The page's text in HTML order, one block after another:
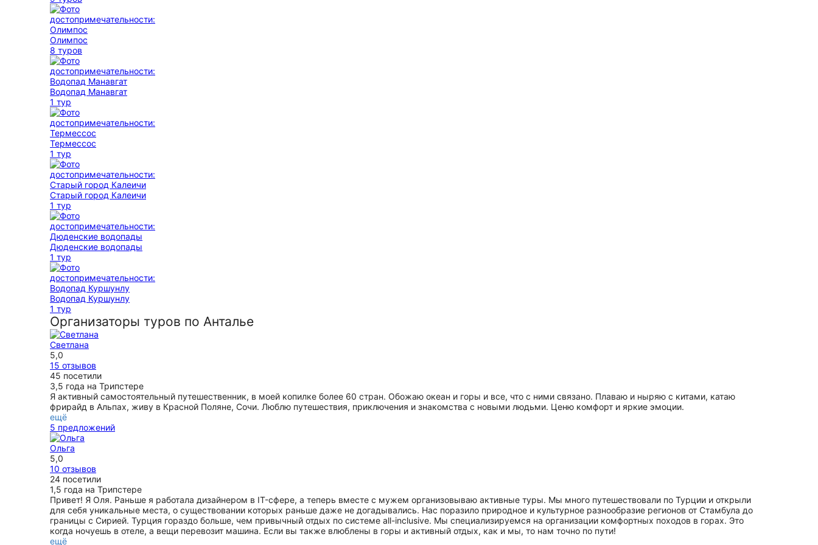
Олимпос
8 туров
Водопад Манавгат
1 тур
Термессос
1 тур
Старый город Калеичи
1 тур
Дюденские водопады
1 тур
Водопад Куршунлу
1 тур
Организаторы туров по Анталье
Светлана
5,0
15 отзывов
45 посетили
3,5 года на Трипстере
Я активный самостоятельный путешественник, в моей копилке более 60 стран. Обожаю океан и горы и все, что с ними связано. Плаваю и ныряю с китами, катаю
фрирайд в Альпах, живу в Красной Поляне, Сочи. Люблю путешествия, приключения и знакомства с новыми людьми. Ценю комфорт и яркие эмоции.
ещё
5 предложений
Ольга
5,0
10 отзывов
24 посетили
1,5 года на Трипстере
Привет! Я Оля. Раньше я работала дизайнером в IT-сфере, а теперь вместе с мужем организовываю активные туры. Мы много путешествовали по Турции и открыли
для себя уникальные места, о существовании которых раньше даже не догадывались. Нас поразило природное и культурное разнообразие регионов от Стамбула до
границы с Сирией. Турция гораздо больше, чем привычный отдых по системе all-inclusive. Мы специализируемся на организации комфортных походов в горах. Это
когда ночуешь в отеле, а вещи перевозит машина. Если вы также влюблены в горы и активный отдых, как и мы, то нам точно по пути!
ещё